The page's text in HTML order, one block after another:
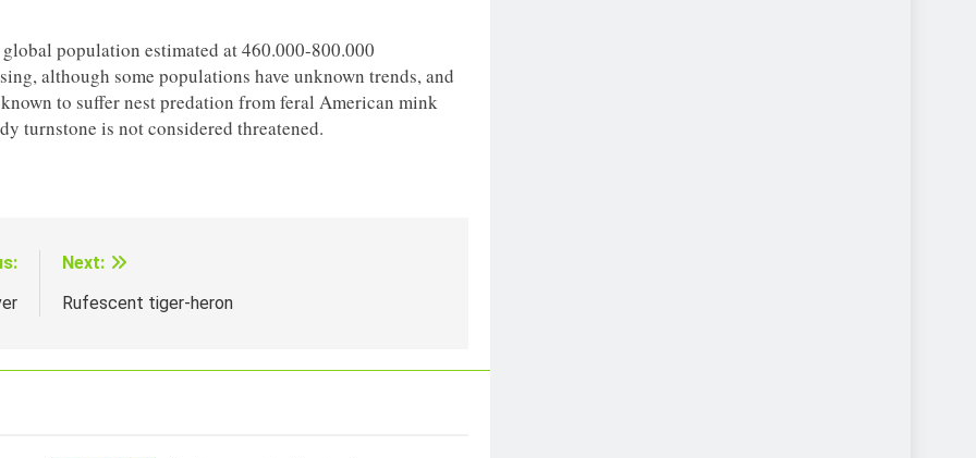
population estimated at 460.000-800.000
although some populations have unknown trends, and
to suffer nest predation from feral American mink
turnstone is not considered threatened.
Next:
Rufescent tiger-heron